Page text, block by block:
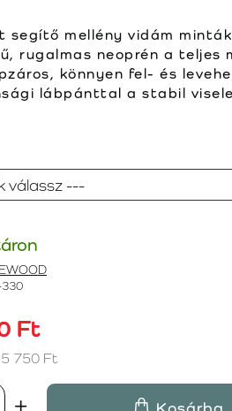
segítő mellény vidám
rugalmas neoprén a teljes
könnyen fel- és
lábpánttal a stabil
330
Ft
750 Ft